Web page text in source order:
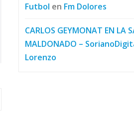
Futbol en Fm Dolores
CARLOS GEYMONAT EN LA
MALDONADO –
Lorenzo